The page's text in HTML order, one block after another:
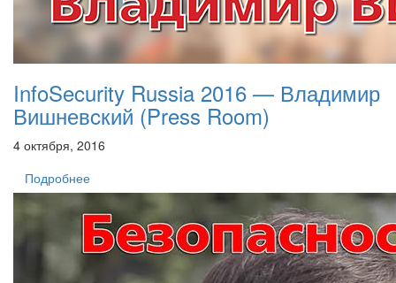
InfoSecurity Russia 2016 — Владимир
Вишневcкий (Press Room)
4 октября, 2016
Подробнее